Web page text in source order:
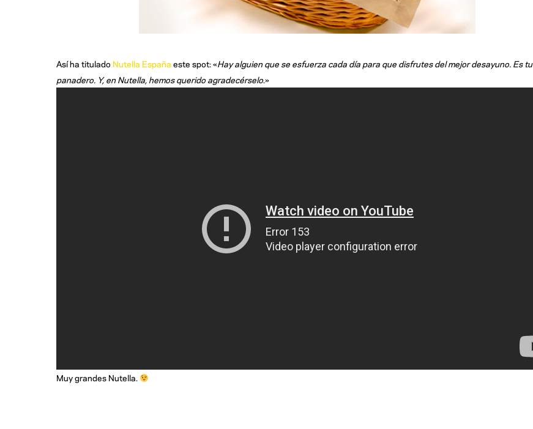
Así ha titulado Nutella España este spot: «Hay alguien que se esfuerza cada día para que disfrutes del mejor desayuno. Es tu
panadero. Y, en Nutella, hemos querido agradecérselo.»
Muy grandes Nutella.